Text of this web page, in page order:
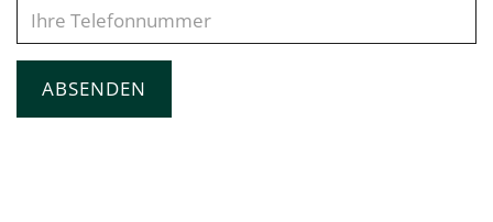
ABSENDEN